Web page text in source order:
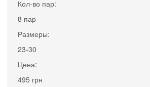
Кол-во пар:
8 пар
Размеры:
23-30
Цена:
495 грн